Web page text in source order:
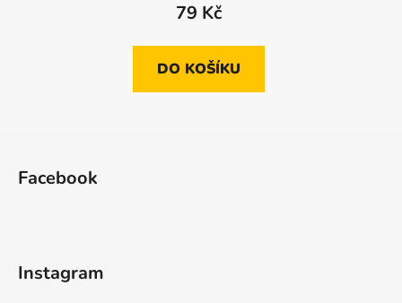
79 Kč
DO KOŠÍKU
Facebook
Instagram